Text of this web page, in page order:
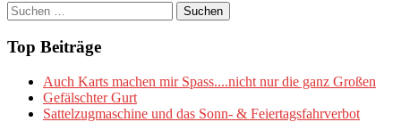
Suchen
nach:
Top Beiträge
Auch Karts machen mir Spass....nicht nur die ganz Großen
Gefälschter Gurt
Sattelzugmaschine und das Sonn- & Feiertagsfahrverbot